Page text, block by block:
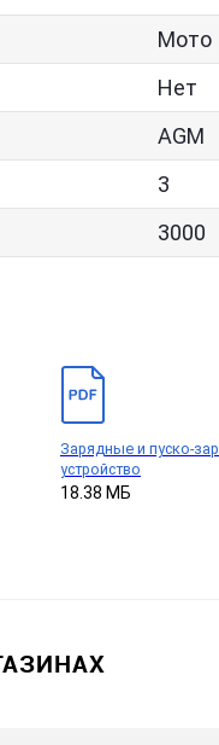
Мото
Нет
AGM
3
3000
Зарядные и пуско-
устройство
18.38 МБ